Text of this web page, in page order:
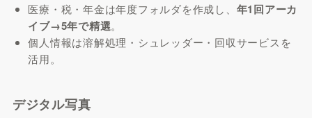
医療・税・年金は年度フォルダを作成し、 年1回アーカ
イブ→5年で精選。
個人情報は溶解処理・シュレッダー・回収サービスを
活用。
デジタル写真